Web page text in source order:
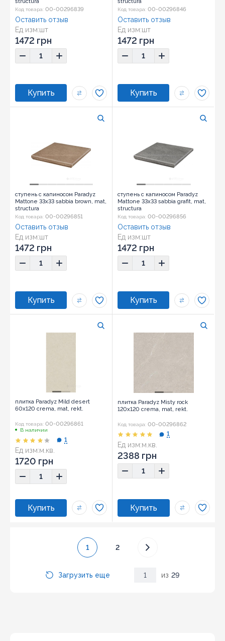
structura
Код товара: 00-00296839
Ед изм:шт
Оставить отзыв
1472 грн
structura
Код товара: 00-00296846
Ед изм:шт
Оставить отзыв
1472 грн
ступень с капиносом Paradyz
Mattone 33x33 sabbia brown, mat,
structura
Код товара: 00-00296851
Ед изм:шт
Оставить отзыв
1472 грн
ступень с капиносом Paradyz
Mattone 33x33 sabbia grafit, mat,
structura
Код товара: 00-00296856
Ед изм:шт
Оставить отзыв
1472 грн
плитка Paradyz Mild desert
60x120 crema, mat, rekt.
Код товара: 00-00296861
В наличии
Ед изм:м.кв.
1
1720 грн
плитка Paradyz Misty rock
120x120 crema, mat, rekt.
Код товара: 00-00296862
Ед изм:м.кв.
1
2388 грн
Загрузить еще
1 2
1 из 29